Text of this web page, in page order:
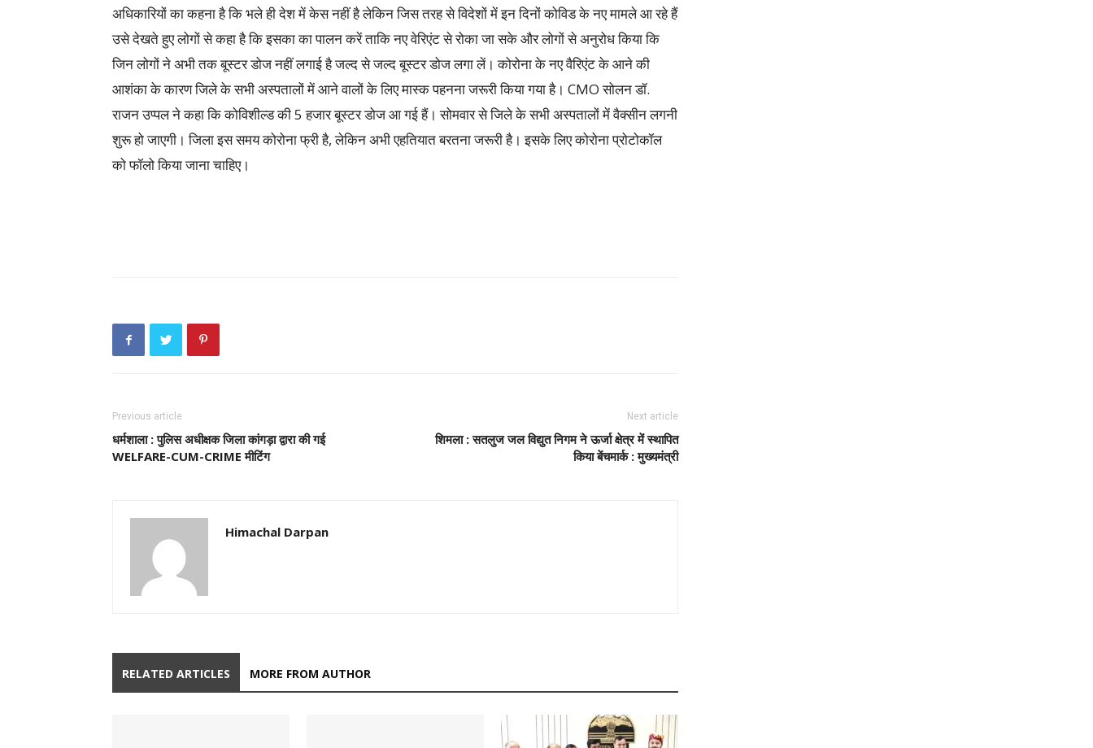
अधिकारियों का कहना है कि भले ही देश में केस नहीं है लेकिन जिस तरह से विदेशों में इन दिनों कोविड के नए मामले आ रहे हैं
उसे देखते हुए लोगों से कहा है कि इसका का पालन करें ताकि नए वेरिएंट से रोका जा सके और लोगों से अनुरोध किया कि
जिन लोगों ने अभी तक बूस्टर डोज नहीं लगाई है जल्द से जल्द बूस्टर डोज लगा लें। कोरोना के नए वैरिएंट के आने की
आशंका के कारण जिले के सभी अस्पतालों में आने वालों के लिए मास्क पहनना जरूरी किया गया है। CMO सोलन डॉ.
राजन उप्पल ने कहा कि कोविशील्ड की 5 हजार बूस्टर डोज आ गई हैं। सोमवार से जिले के सभी अस्पतालों में वैक्सीन लगनी
शुरू हो जाएगी। जिला इस समय कोरोना फ्री है, लेकिन अभी एहतियात बरतना जरूरी है। इसके लिए कोरोना प्रोटोकॉल
को फॉलो किया जाना चाहिए।
Previous article
धर्मशाला : पुलिस अधीक्षक जिला कांगड़ा द्वारा की गई
WELFARE-CUM-CRIME मीटिंग
Next article
शिमला : सतलुज जल विद्युत निगम ने ऊर्जा क्षेत्र में स्थापित
किया बेंचमार्क : मुख्यमंत्री
Himachal Darpan
RELATED ARTICLES MORE FROM AUTHOR